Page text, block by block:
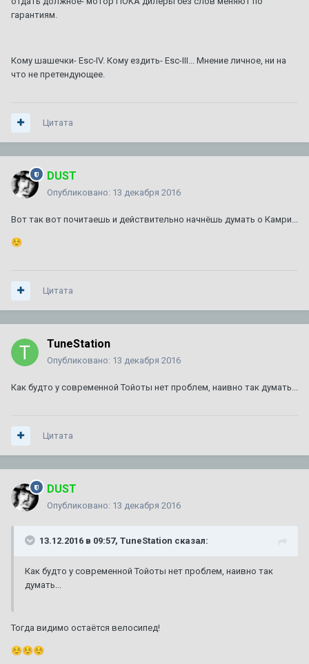
гарантиям.
Кому шашечки- Esc-IV. Кому ездить- Esc-III... Мнение личное, ни на
что не претендующее.
Цитата
DUST
Опубликовано: 13 декабря 2016
Вот так вот почитаешь и действительно начнёшь думать о Камри...
☺️
Цитата
TuneStation
Опубликовано: 13 декабря 2016
Как будто у современной Тойоты нет проблем, наивно так думать...
Цитата
DUST
Опубликовано: 13 декабря 2016
13.12.2016 в 09:57, TuneStation сказал:
Как будто у современной Тойоты нет проблем, наивно так
думать...
Тогда видимо остаётся велосипед!
☺️☺️☺️